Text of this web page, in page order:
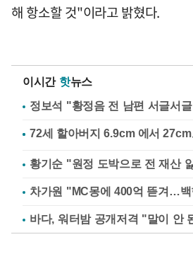
해 항소할 것"이라고 밝혔다.
이시간 핫뉴스
정보석 "황정음 전 남편 서글서
황기순 "원정 도박으로 전 재산
바다, 워터밤 공개저격 "말이 안